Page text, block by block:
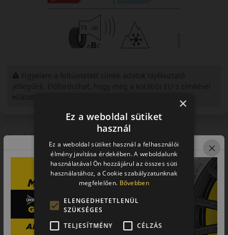
A mintázat
Arivo Winmaster ProX ARW 5
×
Ez a weboldal sütiket
használ
Ez a weboldal sütiket használ a felhasználói
élmény javítása érdekében. A weboldalunk
használatával Ön hozzájárul az összes süti
használatához, a Cookie szabályzatunknak
megfelelően. Bővebben
ELENGEDHETETLENÜL
SZÜKSÉGES
TELJESÍTMÉNY
CÉLZÁS